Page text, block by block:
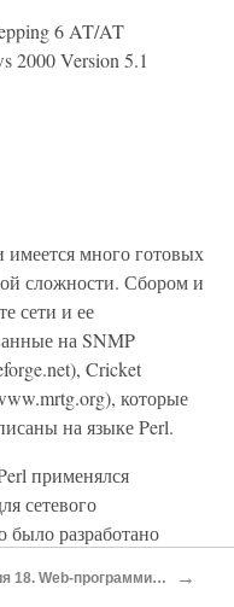
6 AT/AT
2000 Version 5.1
имеется много готовых
сложности. Сбором и
сети и ее
на SNMP
Cricket
которые
на языке Perl.
применялся
сетевого
разработано
упомянув лишь
Лекция 18. Web-программирование →